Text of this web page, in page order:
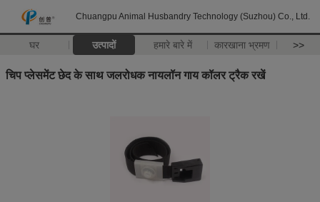
Chuangpu Animal Husbandry Technology (Suzhou) Co., Ltd.
घर उत्पादों हमारे बारे में कारखाना भ्रमण >>
चिप प्लेसमेंट छेद के साथ जलरोधक नायलॉन गाय कॉलर ट्रैक रखें